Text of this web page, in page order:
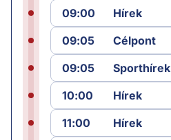
09:00
Hírek
09:05
Célpont
09:05
Sporthírek
10:00
Hírek
11:00
Hírek